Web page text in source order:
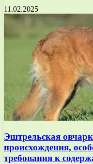
11.02.2025
Эштрельская
происхождения,
требования к